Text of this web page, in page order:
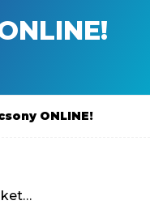
ONLINE!